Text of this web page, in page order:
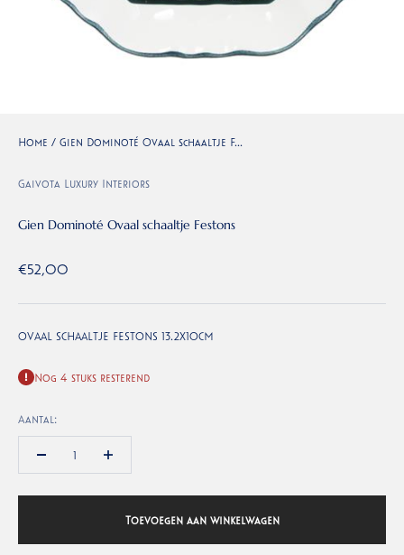
Home / Gien Dominoté Ovaal schaaltje F...
Gaivota Luxury Interiors
Gien Dominoté Ovaal schaaltje Festons
Aanbiedingsprijs
€52,00
OVAAL SCHAALTJE FESTONS 13.2X10CM
Nog 4 stuks resterend
Aantal:
Toevoegen aan winkelwagen